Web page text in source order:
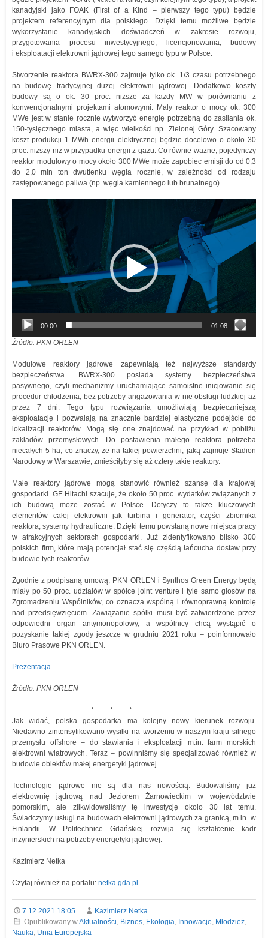
kanadyjski jako FOAK (First of a Kind – pierwszy tego typu) będzie
projektem referencyjnym dla polskiego. Dzięki temu możliwe będzie
wykorzystanie kanadyjskich doświadczeń w zakresie rozwoju,
przygotowania procesu inwestycyjnego, licencjonowania, budowy
i eksploatacji elektrowni jądrowej tego samego typu w Polsce.
Stworzenie reaktora BWRX-300 zajmuje tylko ok. 1/3 czasu potrzebnego
na budowę tradycyjnej dużej elektrowni jądrowej. Dodatkowo koszty
budowy są o ok. 30 proc. niższe za każdy MW w porównaniu z
konwencjonalnymi projektami atomowymi. Mały reaktor o mocy ok. 300
MWe jest w stanie rocznie wytworzyć energię potrzebną do zasilania ok.
150-tysięcznego miasta, a więc wielkości np. Zielonej Góry. Szacowany
koszt produkcji 1 MWh energii elektrycznej będzie docelowo o około 30
proc. niższy niż w przypadku energii z gazu. Co równie ważne, pojedynczy
reaktor modułowy o mocy około 300 MWe może zapobiec emisji do od 0,3
do 2,0 mln ton dwutlenku węgla rocznie, w zależności od rodzaju
zastępowanego paliwa (np. węgla kamiennego lub brunatnego).
Odtwarzacz
00:00 01:08
Źródło: PKN ORLEN
Modułowe reaktory jądrowe zapewniają też najwyższe standardy
bezpieczeństwa. BWRX-300 posiada systemy bezpieczeństwa
pasywnego, czyli mechanizmy uruchamiające samoistne inicjowanie się
procedur chłodzenia, bez potrzeby angażowania w nie obsługi ludzkiej aż
przez 7 dni. Tego typu rozwiązania umożliwiają bezpieczniejszą
eksploatację i pozwalają na znacznie bardziej elastyczne podejście do
lokalizacji reaktorów. Mogą się one znajdować na przykład w pobliżu
zakładów przemysłowych. Do postawienia małego reaktora potrzeba
niecałych 5 ha, co znaczy, że na takiej powierzchni, jaką zajmuje Stadion
Narodowy w Warszawie, zmieściłyby się aż cztery takie reaktory.
Małe reaktory jądrowe mogą stanowić również szansę dla krajowej
gospodarki. GE Hitachi szacuje, że około 50 proc. wydatków związanych z
ich budową może zostać w Polsce. Dotyczy to także kluczowych
elementów całej elektrowni jak turbina i generator, części zbiornika
reaktora, systemy hydrauliczne. Dzięki temu powstaną nowe miejsca pracy
w atrakcyjnych sektorach gospodarki. Już zidentyfikowano blisko 300
polskich firm, które mają potencjał stać się częścią łańcucha dostaw przy
budowie tych reaktorów.
Zgodnie z podpisaną umową, PKN ORLEN i Synthos Green Energy będą
miały po 50 proc. udziałów w spółce joint venture i tyle samo głosów na
Zgromadzeniu Wspólników, co oznacza wspólną i równoprawną kontrolę
nad przedsięwzięciem. Zawiązanie spółki musi być zatwierdzone przez
odpowiedni organ antymonopolowy, a wspólnicy chcą wystąpić o
pozyskanie takiej zgody jeszcze w grudniu 2021 roku – poinformowało
Biuro Prasowe PKN ORLEN.
Prezentacja
Źródło: PKN ORLEN
* * *
Jak widać, polska gospodarka ma kolejny nowy kierunek rozwoju.
Niedawno zintensyfikowano wysiłki na tworzeniu w naszym kraju silnego
przemysłu offshore – do stawiania i eksploatacji m.in. farm morskich
elektrowni wiatrowych. Teraz – powinniśmy się specjalizować również w
budowie obiektów małej energetyki jądrowej.
Technologie jądrowe nie są dla nas nowością. Budowaliśmy już
elektrownię jądrową nad Jeziorem Żarnowieckim w województwie
pomorskim, ale zlikwidowaliśmy tę inwestycję około 30 lat temu.
Świadczymy usługi na budowach elektrowni jądrowych za granicą, m.in. w
Finlandii. W Politechnice Gdańskiej rozwija się kształcenie kadr
inżynierskich na potrzeby energetyki jądrowej.
Kazimierz Netka
Czytaj również na portalu: netka.gda.pl
7.12.2021 18:05
Kazimierz Netka
Opublikowany wAktualności, Biznes, Ekologia, Innowacje, Młodzież,
Nauka, Unia Europejska